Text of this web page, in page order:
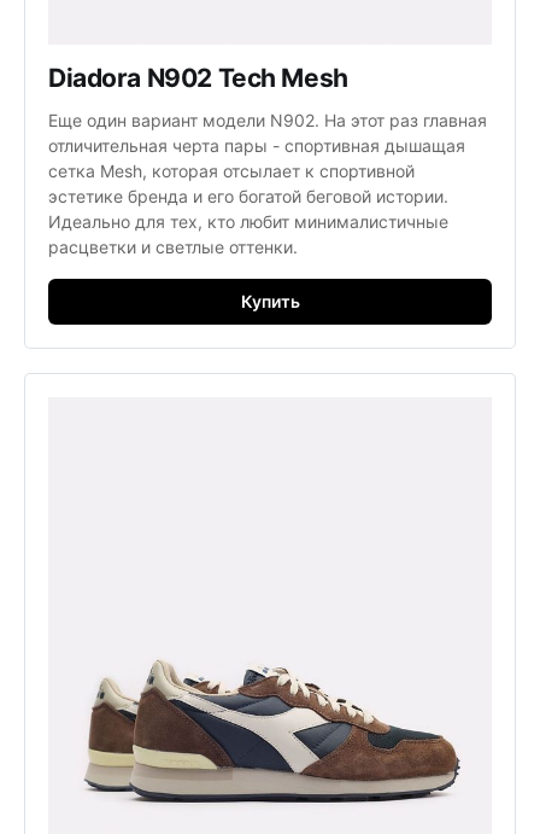
Diadora N902 Tech Mesh
Еще один вариант модели N902. На этот раз главная
отличительная черта пары - спортивная дышащая
сетка Mesh, которая отсылает к спортивной
эстетике бренда и его богатой беговой истории.
Идеально для тех, кто любит минималистичные
расцветки и светлые оттенки.
Купить